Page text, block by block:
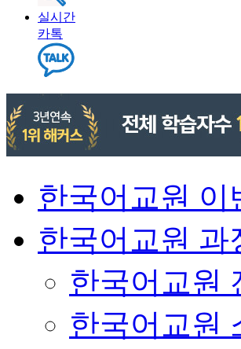
실시간
카톡
한국어교원 이
한국어교원 과
한국어교원
한국어교원